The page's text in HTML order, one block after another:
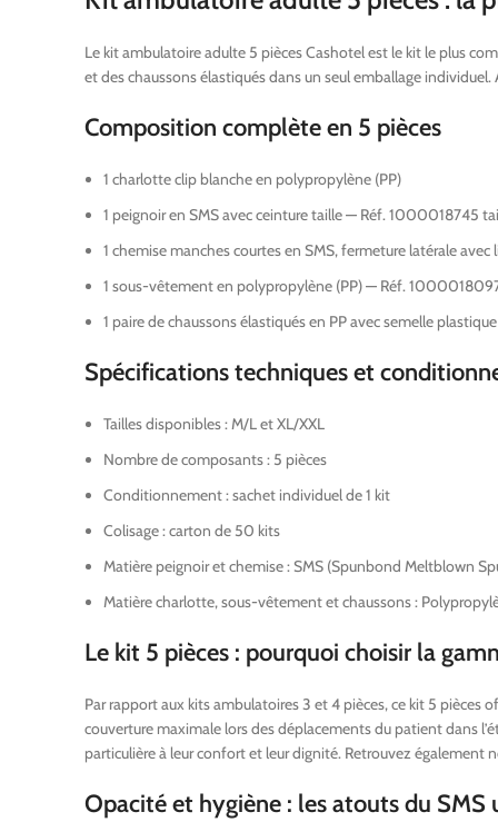
Le kit ambulatoire adulte 5 pièces Cashotel est le kit le plus
et des chaussons élastiqués dans un seul emballage
Composition complète en 5 pièces
1 charlotte clip blanche en polypropylène (PP)
1 peignoir en SMS avec ceinture taille — Réf. 1000018745
1 chemise manches courtes en SMS, fermeture latérale
1 sous-vêtement en polypropylène (PP) — Réf.
1 paire de chaussons élastiqués en PP avec semelle
Spécifications techniques et
Tailles disponibles : M/L et XL/XXL
Nombre de composants : 5 pièces
Conditionnement : sachet individuel de 1 kit
Colisage : carton de 50 kits
Matière peignoir et chemise : SMS (Spunbond Meltblown
Matière charlotte, sous-vêtement et chaussons :
Le kit 5 pièces : pourquoi choisir la
Par rapport aux kits ambulatoires 3 et 4 pièces, ce kit 5
couverture maximale lors des déplacements du patient dans
particulière à leur confort et leur dignité. Retrouvez également
Opacité et hygiène : les atouts du SMS